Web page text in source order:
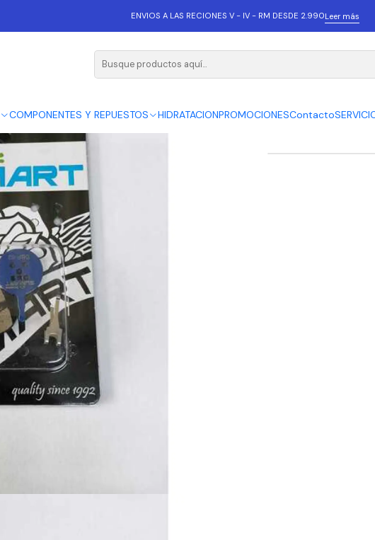
COMPONENTES Y REPUESTOS HIDRATACIONPROMOCIONESContacto
ENVIOS A LAS RECIONES V - IV - RM DESDE 2.990Leer más